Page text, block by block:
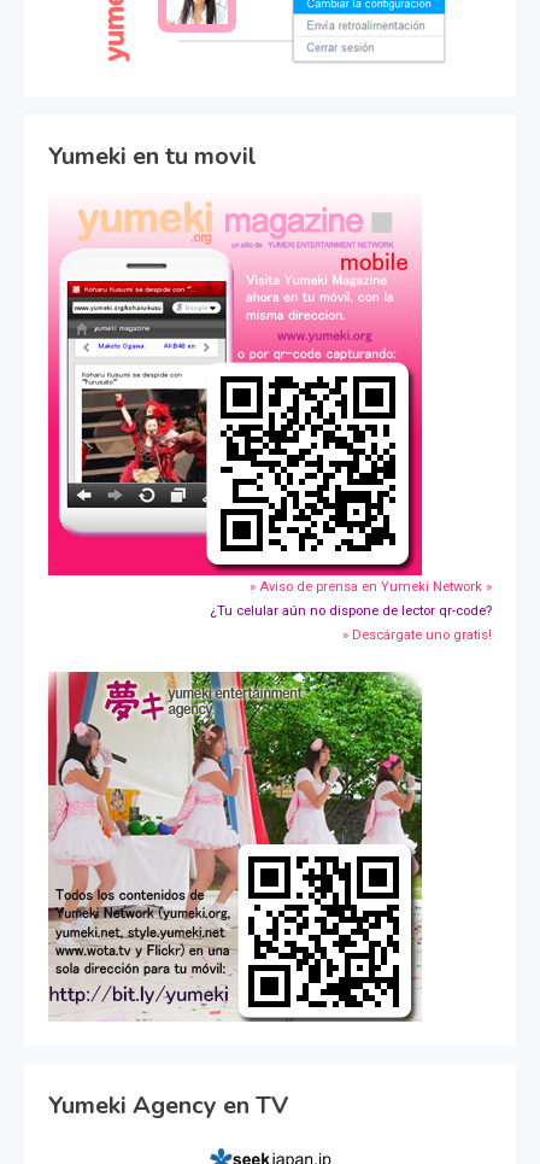
Yumeki en tu movil
» Aviso de prensa en Yumeki Network »
¿Tu celular aún no dispone de lector qr-code?
» Descárgate uno gratis!
Yumeki Agency en TV